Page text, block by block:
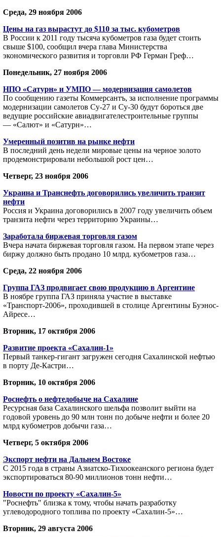
Среда, 29 ноября 2006
Цены на газ вырастут до $110 за тыс. кубометров
В России к 2011 году тысяча кубометров газа будет стоить
свыше $100, сообщил вчера глава Министерства
экономического развития и торговли РФ Герман Греф…
Понедельник, 27 ноября 2006
НПО «Сатурн» и УМПО — модернизация самолетов
По сообщению газеты Коммерсантъ, за исполнение программы
модернизации самолетов Су-27 и Су-30 будут бороться две
ведущие российские авиадвигателестроительные группы
— «Салют» и «Сатурн»…
Умеренный позитив на рынке нефти
В последний день недели мировые цены на черное золото
продемонстрировали небольшой рост цен…
Четверг, 23 ноября 2006
Украина и Транснефть договорились увеличить транзит
нефти
Россия и Украина договорились в 2007 году увеличить объем
транзита нефти через территорию Украины…
Заработала биржевая торговля газом
Вчера начата биржевая торговля газом. На первом этапе через
биржу должно быть продано 10 млрд. кубометров газа…
Среда, 22 ноября 2006
Группа ГАЗ продвигает свою продукцию в Аргентине
В ноябре группа ГАЗ приняла участие в выставке
«Транспорт-2006», проходившей в столице Аргентины Буэнос-
Айресе…
Вторник, 17 октября 2006
Развитие проекта «Сахалин-1»
Первый танкер-гигант загружен сегодня Сахалинской нефтью
в порту Де-Кастри…
Вторник, 10 октября 2006
Роснефть о нефтедобыче на Сахалине
Ресурсная база Сахалинского шельфа позволит выйти на
годовой уровень до 90 млн тонн по добыче нефти и более 20
млрд кубометров добычи газа…
Четверг, 5 октября 2006
Экспорт нефти на Дальнем Востоке
С 2015 года в страны Азиатско-Тихоокеанского региона будет
экспортироваться 80-90 миллионов тонн нефти…
Новости по проекту «Сахалин-5»
"Роснефть" близка к тому, чтобы начать разработку
углеводородного топлива по проекту «Сахалин-5»…
Вторник, 29 августа 2006